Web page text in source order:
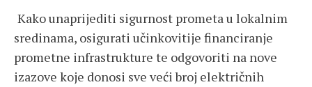
Kako unaprijediti sigurnost prometa u lokalnim
sredinama, osigurati učinkovitije financiranje
prometne infrastrukture te odgovoriti na nove
izazove koje donosi sve veći broj električnih